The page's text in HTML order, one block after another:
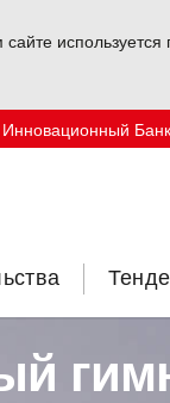
Инновационный Банк